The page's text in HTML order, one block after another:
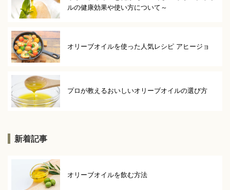
ルの健康効果や使い方について～
オリーブオイルを使った人気レシピ アヒージョ
プロが教えるおいしいオリーブオイルの選び方
新着記事
オリーブオイルを飲む方法